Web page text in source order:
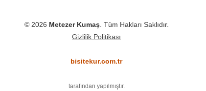
© 2026 Metezer Kumaş. Tüm Hakları Saklıdır.
Gizlilik Politikası
bisitekur.com.tr
tarafından yapılmıştır.